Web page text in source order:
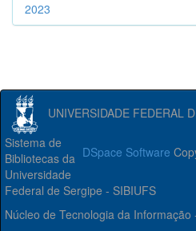
2023
UNIVERSIDADE FEDERAL
DSpace Software
Sistema de
Bibliotecas da
Universidade
Federal de Sergipe - SIBIUFS
Núcleo de Tecnologia da Informação